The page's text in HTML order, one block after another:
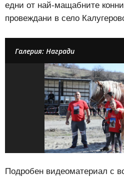
едни от най-мащабните
провеждани в село
Галерия: Награди
Подробен видеоматериал с